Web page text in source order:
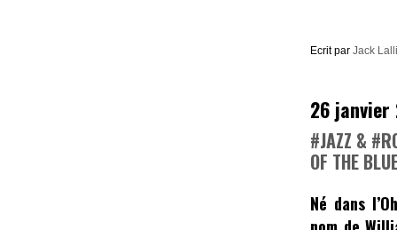
Ecrit par Jack Lalli
26 janvier
#JAZZ &
OF THE
Né dans